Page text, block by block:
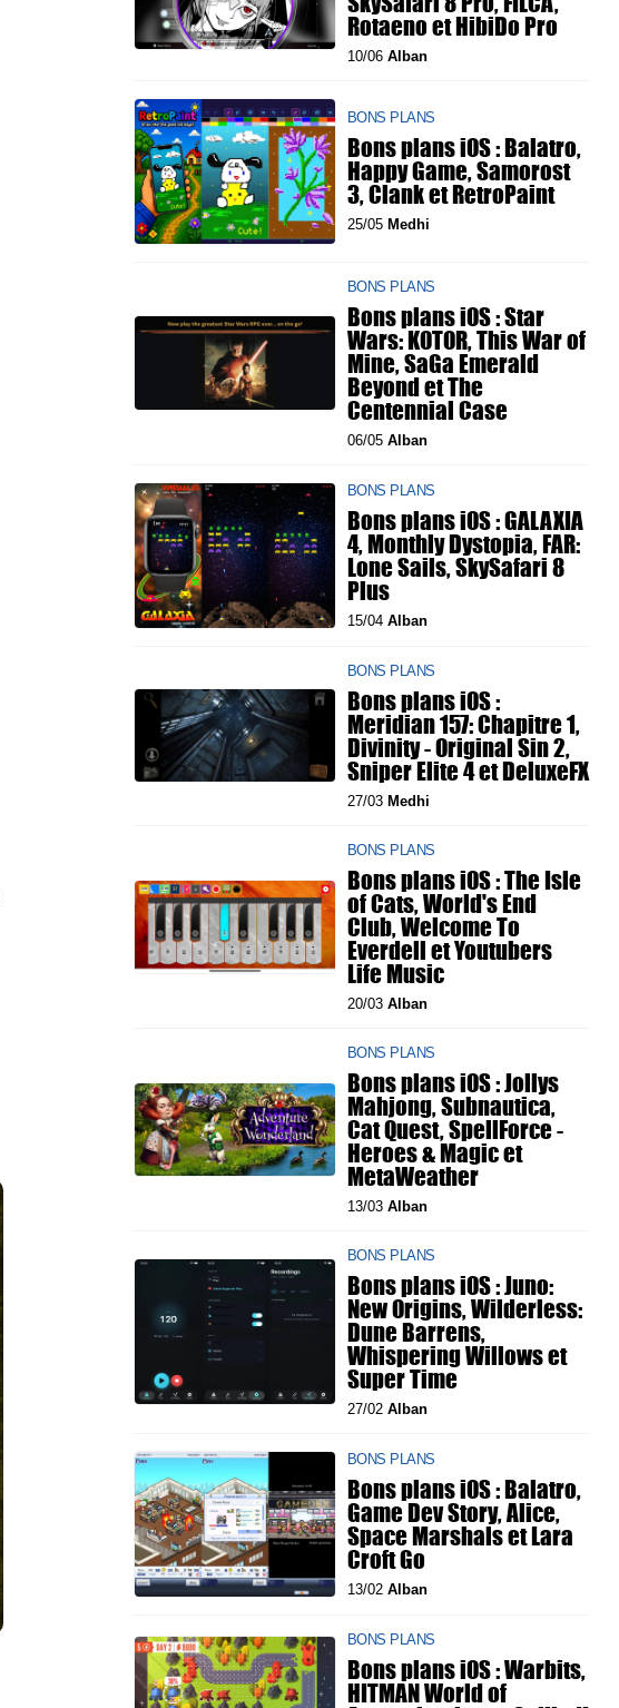
Rotaeno et HibiDo Pro
10/06 Alban
BONS PLANS
Bons plans iOS : Balatro,
Happy Game, Samorost
3, Clank et RetroPaint
25/05 Medhi
BONS PLANS
Bons plans iOS : Star
Wars: KOTOR, This War of
Mine, SaGa Emerald
Beyond et The
Centennial Case
06/05 Alban
BONS PLANS
Bons plans iOS : GALAXIA
4, Monthly Dystopia, FAR:
Lone Sails, SkySafari 8
Plus
15/04 Alban
BONS PLANS
Bons plans iOS :
Meridian 157: Chapitre 1,
Divinity - Original Sin 2,
Sniper Elite 4 et DeluxeFX
27/03 Medhi
BONS PLANS
Bons plans iOS : The Isle
of Cats, World's End
Club, Welcome To
Everdell et Youtubers
Life Music
20/03 Alban
BONS PLANS
Bons plans iOS : Jollys
Mahjong, Subnautica,
Cat Quest, SpellForce -
Heroes & Magic et
MetaWeather
13/03 Alban
BONS PLANS
Bons plans iOS : Juno:
New Origins, Wilderless:
Dune Barrens,
Whispering Willows et
Super Time
27/02 Alban
BONS PLANS
Bons plans iOS : Balatro,
Game Dev Story, Alice,
Space Marshals et Lara
Croft Go
13/02 Alban
BONS PLANS
Bons plans iOS : Warbits,
HITMAN World of